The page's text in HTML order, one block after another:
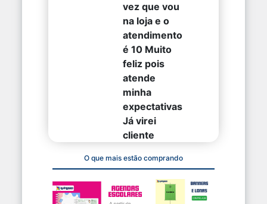
vez que vou
na loja e o
atendimento
é 10 Muito
feliz pois
atende
minha
expectativas
Já virei
cliente
O que mais estão comprando